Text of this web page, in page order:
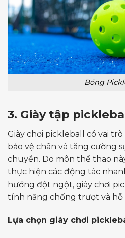
Bóng
3. Giày tập
Giày chơi pickleball có vai
bảo vệ chân và tăng cường
chuyển. Do môn thể thao
thực hiện các động tác
hướng đột ngột, giày chơi
tính năng chống trượt và hỗ
Lựa chọn giày chơi